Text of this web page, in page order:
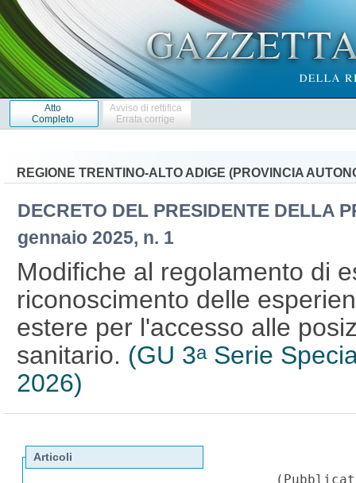
Atto
Completo
Avviso di rettifica
Errata corrige
REGIONE TRENTINO-ALTO ADIGE (PROVINCIA
DECRETO DEL PRESIDENTE DELLA
gennaio 2025, n. 1
Modifiche al regolamento di
riconoscimento delle
estere per l'accesso alle
sanitario. (GU 3aSerie
2026)